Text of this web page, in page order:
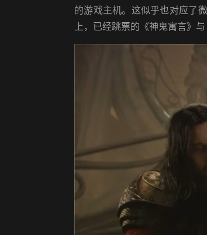
的游戏主机。这似乎也对应了
上，已经跳票的《神鬼寓言》